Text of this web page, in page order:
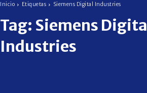
Inicio Etiquetas Siemens Digital Industries
Tag: Siemens Digital
Industries